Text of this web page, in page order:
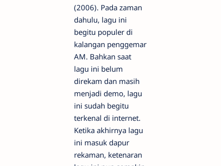
(2006). Pada zaman
dahulu, lagu ini
begitu populer di
kalangan penggemar
AM. Bahkan saat
lagu ini belum
direkam dan masih
menjadi demo, lagu
ini sudah begitu
terkenal di internet.
Ketika akhirnya lagu
ini masuk dapur
rekaman, ketenaran